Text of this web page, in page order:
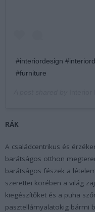
#interiordesign
#furniture
RÁK
A családcentrikus és
barátságos otthon
barátságos fészek a
szerettei körében a világ
kiegészítőket és a puha
pasztellárnyalatokig bármi